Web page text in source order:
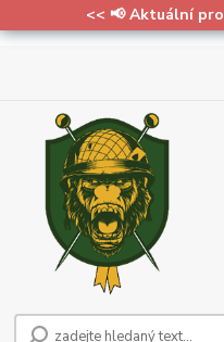
<< 📢 Aktuální